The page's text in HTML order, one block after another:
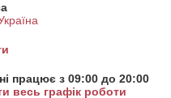
працює з 09:00 до 20:00
весь графік роботи